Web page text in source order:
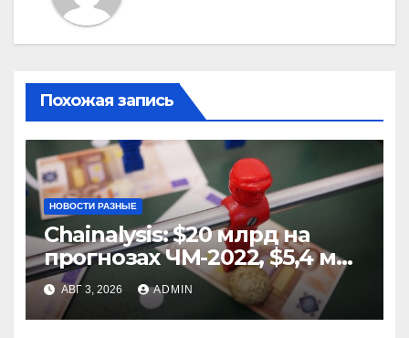
Похожая запись
НОВОСТИ РАЗНЫЕ
Chainalysis: $20 млрд на
прогнозах ЧМ-2022, $5,4 млн
из них незаконные
АВГ 3, 2026 ADMIN